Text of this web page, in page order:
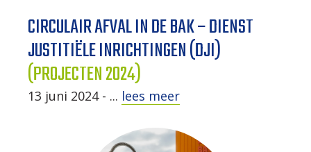
CIRCULAIR AFVAL IN DE BAK – DIENST
JUSTITIËLE INRICHTINGEN (DJI)
(PROJECTEN 2024)
13 juni 2024 - ... lees meer